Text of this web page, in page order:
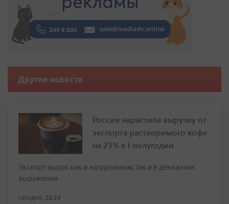
Другие новости
Россия нарастила выручку от
экспорта растворимого кофе
на 23% в I полугодии
Экспорт вырос как в натуральном, так и в денежном
выражении
сегодня, 20:24